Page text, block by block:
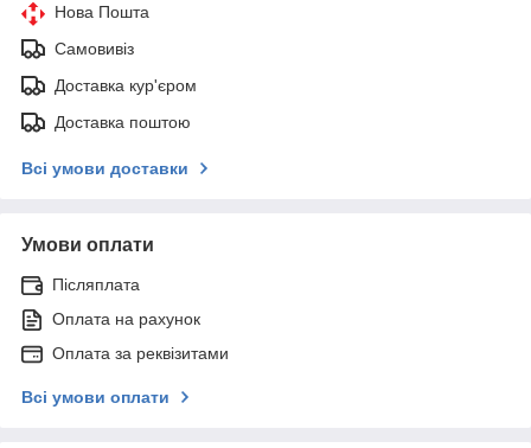
Нова Пошта
Самовивіз
Доставка кур'єром
Доставка поштою
Всі умови доставки
Умови оплати
Післяплата
Оплата на рахунок
Оплата за реквізитами
Всі умови оплати